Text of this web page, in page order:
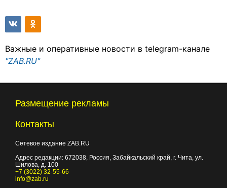
Важные и оперативные новости в telegram-канале
"ZAB.RU"
Размещение рекламы
Контакты
Сетевое издание ZAB.RU
Адрес редакции: 672038, Россия, Забайкальский край, г. Чита, ул.
Шилова, д. 100
+7 (3022) 32-55-66
info@zab.ru